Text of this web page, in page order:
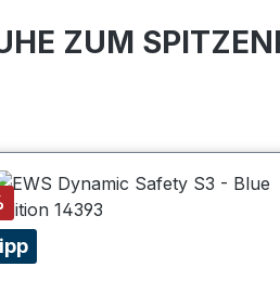
ZUM